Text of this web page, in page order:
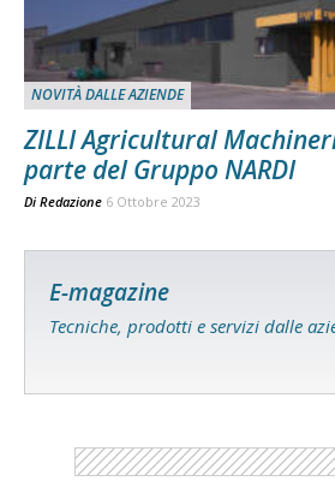
NOVITÀ DALLE AZIENDE
ZILLI Agricultural
parte del Gruppo NARDI
Di Redazione 6 Ottobre 2023
E-magazine
Tecniche, prodotti e servizi dalle